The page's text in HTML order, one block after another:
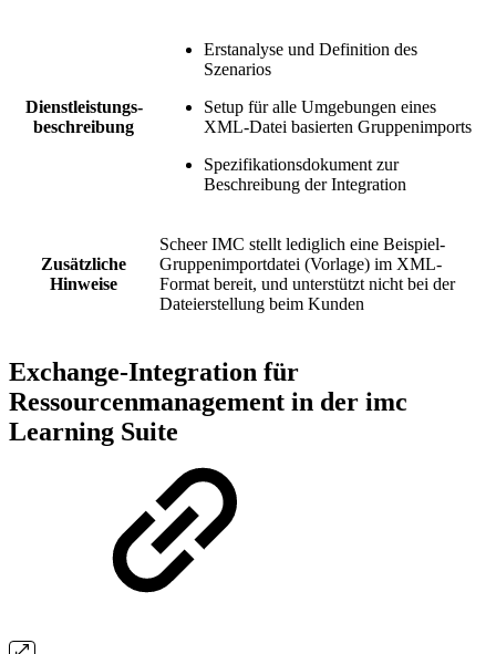
Dienstleistungs-
beschreibung
Erstanalyse und Definition des
Szenarios
Setup für alle Umgebungen eines
XML-Datei basierten Gruppenimports
Spezifikationsdokument zur
Beschreibung der Integration
Zusätzliche
Hinweise
Scheer IMC stellt lediglich eine Beispiel-
Gruppenimportdatei (Vorlage) im XML-
Format bereit, und unterstützt nicht bei der
Dateierstellung beim Kunden
Exchange-Integration für
Ressourcenmanagement in der imc
Learning Suite